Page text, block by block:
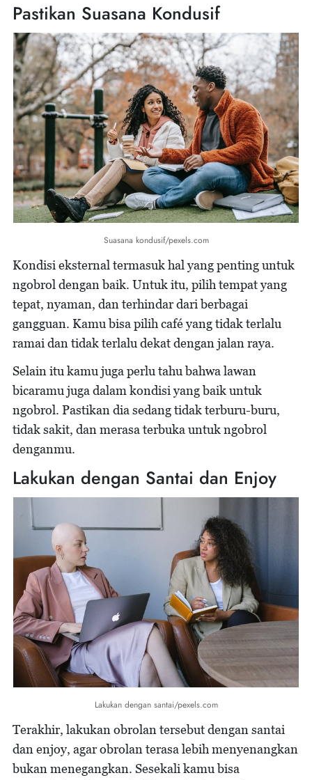
Pastikan Suasana Kondusif
Suasana kondusif/pexels.com
Kondisi eksternal termasuk hal yang penting untuk
ngobrol dengan baik. Untuk itu, pilih tempat yang
tepat, nyaman, dan terhindar dari berbagai
gangguan. Kamu bisa pilih café yang tidak terlalu
ramai dan tidak terlalu dekat dengan jalan raya.
Selain itu kamu juga perlu tahu bahwa lawan
bicaramu juga dalam kondisi yang baik untuk
ngobrol. Pastikan dia sedang tidak terburu-buru,
tidak sakit, dan merasa terbuka untuk ngobrol
denganmu.
Lakukan dengan Santai dan Enjoy
Lakukan dengan santai/pexels.com
Terakhir, lakukan obrolan tersebut dengan santai
dan enjoy, agar obrolan terasa lebih menyenangkan
bukan menegangkan. Sesekali kamu bisa